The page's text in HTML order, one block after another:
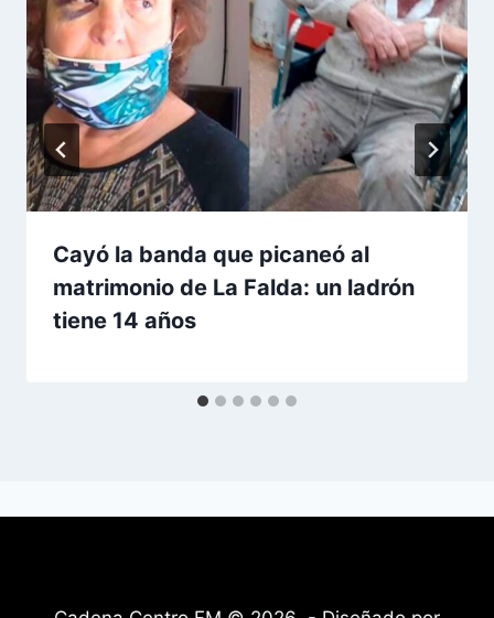
Cayó la banda que picaneó al
matrimonio de La Falda: un ladrón
tiene 14 años